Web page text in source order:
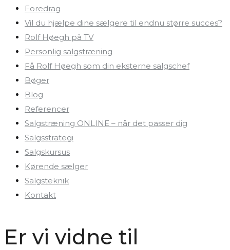
Foredrag
Vil du hjælpe dine sælgere til endnu større succes?
Rolf Høegh på TV
Personlig salgstræning
Få Rolf Høegh som din eksterne salgschef
Bøger
Blog
Referencer
Salgstræning ONLINE – når det passer dig
Salgsstrategi
Salgskursus
Kørende sælger
Salgsteknik
Kontakt
Er vi vidne til